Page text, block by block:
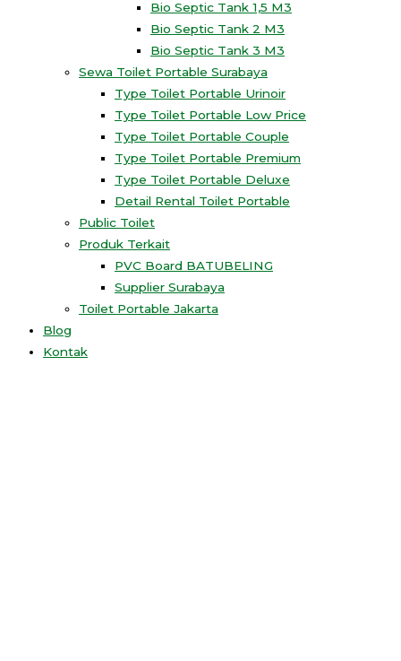
Bio Septic Tank 1,5 M3
Bio Septic Tank 2 M3
Bio Septic Tank 3 M3
Sewa Toilet Portable Surabaya
Type Toilet Portable Urinoir
Type Toilet Portable Low Price
Type Toilet Portable Couple
Type Toilet Portable Premium
Type Toilet Portable Deluxe
Detail Rental Toilet Portable
Public Toilet
Produk Terkait
PVC Board BATUBELING
Supplier Surabaya
Toilet Portable Jakarta
Blog
Kontak